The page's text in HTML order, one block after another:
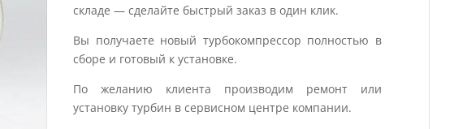
складе — сделайте быстрый заказ в один клик.
Вы получаете новый турбокомпрессор полностью в
сборе и готовый к установке.
По желанию клиента производим ремонт или
установку турбин в сервисном центре компании.